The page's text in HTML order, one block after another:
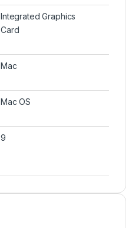
Integrated Graphics
Card
Mac
Mac OS
9